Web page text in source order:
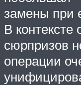
замены при
В
сюрпризов
операции